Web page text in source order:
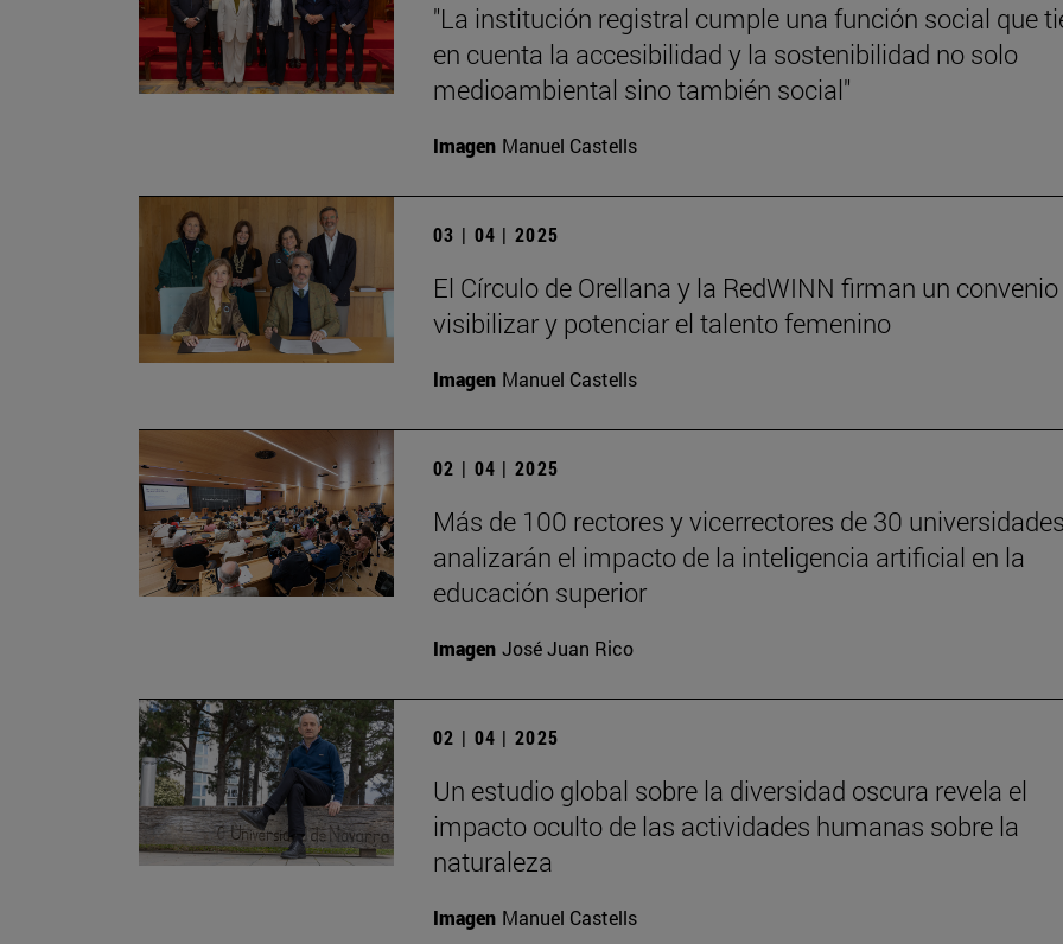
"La institución registral cumple una función social que
en cuenta la accesibilidad y la sostenibilidad no solo
medioambiental sino también social"
Imagen Manuel Castells
03 | 04 | 2025
El Círculo de Orellana y la RedWINN firman un
visibilizar y potenciar el talento femenino
Imagen Manuel Castells
02 | 04 | 2025
Más de 100 rectores y vicerrectores de 30
analizarán el impacto de la inteligencia artificial en la
educación superior
Imagen José Juan Rico
02 | 04 | 2025
Un estudio global sobre la diversidad oscura revela el
impacto oculto de las actividades humanas sobre la
naturaleza
Imagen Manuel Castells